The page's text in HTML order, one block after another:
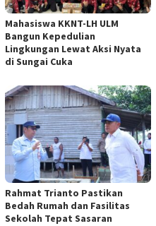
Mahasiswa KKNT-LH ULM
Bangun Kepedulian
Lingkungan Lewat Aksi Nyata
di Sungai Cuka
Rahmat Trianto Pastikan
Bedah Rumah dan Fasilitas
Sekolah Tepat Sasaran